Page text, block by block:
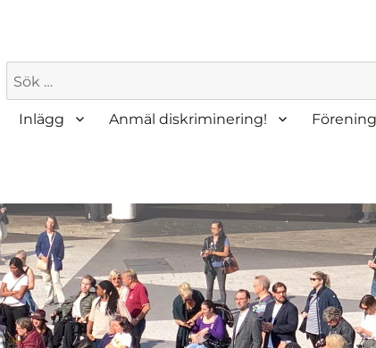
Sök
efter:
Inlägg Anmäl diskriminering!